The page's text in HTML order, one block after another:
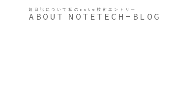
超日記について
ABOUT
私のnote
NOTE
技術エントリー
TECH-BLOG